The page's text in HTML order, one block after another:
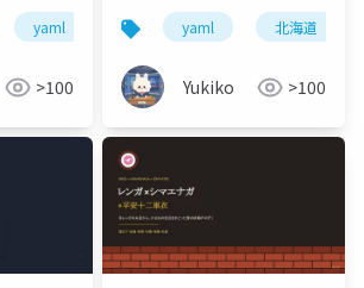
yaml
>100
yaml 北海道
Yukiko >100